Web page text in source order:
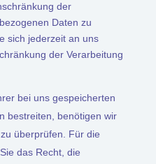
der
Daten zu
sich jederzeit an uns
der Verarbeitung
bei uns gespeicherten
bestreiten, benötigen wir
überprüfen. Für die
das Recht, die